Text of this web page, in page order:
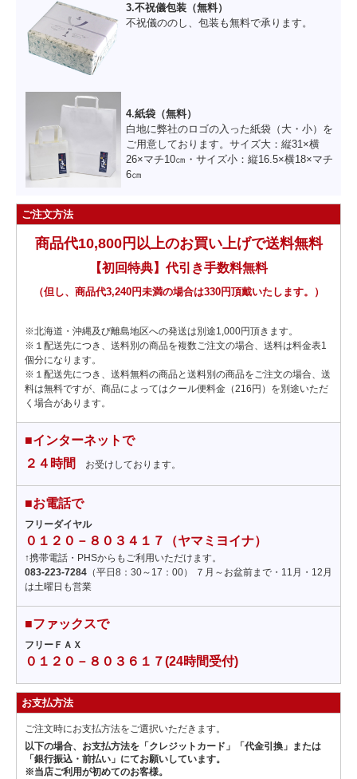
3.不祝儀包装（無料）
不祝儀ののし、包装も無料で承ります。
4.紙袋（無料）
白地に弊社のロゴの入った紙袋（大・小）を
ご用意しております。サイズ大：縦31×横
26×マチ10㎝・サイズ小：縦16.5×横18×マチ
6㎝
ご注文方法
商品代10,800円以上のお買い上げで送料無料
【初回特典】代引き手数料無料
（但し、商品代3,240円未満の場合は330円頂戴いたします。）
※北海道・沖縄及び離島地区への発送は別途1,000円頂きます。
※１配送先につき、送料別の商品を複数ご注文の場合、送料は料金表1
個分になります。
※１配送先につき、送料無料の商品と送料別の商品をご注文の場合、送
料は無料ですが、商品によってはクール便料金（216円）を別途いただ
く場合があります。
■インターネットで
２４時間
お受けしております。
■お電話で
フリーダイヤル
０１２０－８０３４１７（ヤマミヨイナ）
↑携帯電話・PHSからもご利用いただけます。
083-223-7284 （平日8：30～17：00） ７月～お盆前まで・11月・12月
は土曜日も営業
■ファックスで
フリーＦＡＸ
０１２０－８０３６１７(24時間受付)
お支払方法
ご注文時にお支払方法をご選択いただきます。
以下の場合、お支払方法を「クレジットカード」「代金引換」または
「銀行振込・前払い」にてお願いしています。
※当店ご利用が初めてのお客様。